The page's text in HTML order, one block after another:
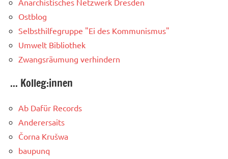
Anarchistisches Netzwerk Dresden
Ostblog
Selbsthilfegruppe "Ei des Kommunismus"
Umwelt Bibliothek
Zwangsräumung verhindern
... Kolleg:innen
Ab Dafür Records
Anderersaits
Čorna Krušwa
baupunq